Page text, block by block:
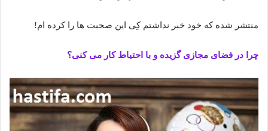
منتشر شده که خود خبر نداشتم کِی این صحبت ها را کرده ام!
چرا در فضای مجازی گزیده و با احتیاط کار می کنی؟